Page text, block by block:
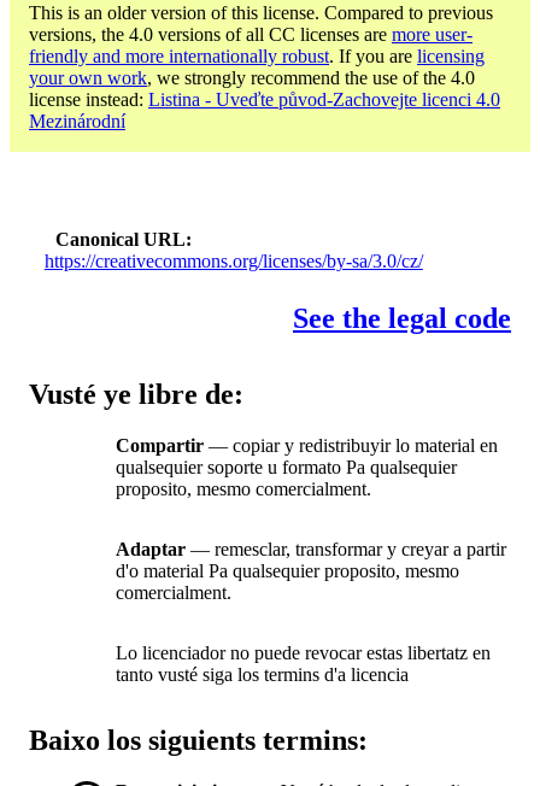
This is an older version of this license. Compared to previous
versions, the 4.0 versions of all CC licenses are more user-
friendly and more internationally robust. If you are licensing
your own work, we strongly recommend the use of the 4.0
license instead: Listina - Uveďte původ-Zachovejte licenci 4.0
Mezinárodní
Canonical URL
https://creativecommons.org/licenses/by-sa/3.0/cz/
See the legal code
Vusté ye libre de:
Compartir — copiar y redistribuyir lo material en
qualsequier soporte u formato Pa qualsequier
proposito, mesmo comercialment.
Adaptar — remesclar, transformar y creyar a partir
d'o material Pa qualsequier proposito, mesmo
comercialment.
Lo licenciador no puede revocar estas libertatz en
tanto vusté siga los termins d'a licencia
Baixo los siguients termins: